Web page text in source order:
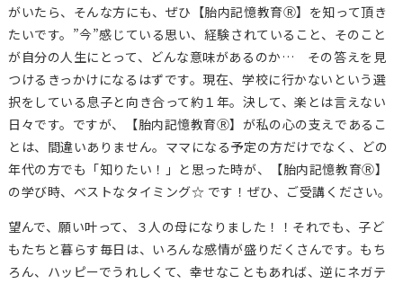
がいたら、そんな方にも、ぜひ【胎内記憶教育Ⓡ】を知って頂き
たいです。”今”感じている思い、経験されていること、そのこと
が自分の人生にとって、どんな意味があるのか… その答えを見
つけるきっかけになるはずです。現在、学校に行かないという選
択をしている息子と向き合って約１年。決して、楽とは言えない
日々です。ですが、【胎内記憶教育Ⓡ】が私の心の支えであるこ
とは、間違いありません。ママになる予定の方だけでなく、どの
年代の方でも「知りたい！」と思った時が、【胎内記憶教育Ⓡ】
の学び時、ベストなタイミング☆ です！ぜひ、ご受講ください。
望んで、願い叶って、３人の母になりました！！それでも、子ど
もたちと暮らす毎日は、いろんな感情が盛りだくさんです。もち
ろん、ハッピーでうれしくて、幸せなこともあれば、逆にネガテ